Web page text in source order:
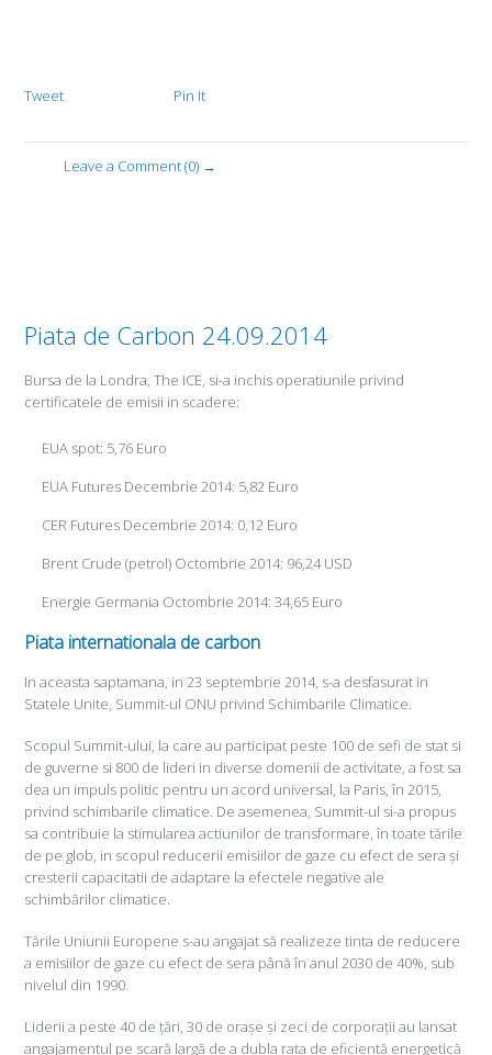
Tweet Pin It
Leave a Comment (0) →
Piata de Carbon 24.09.2014
Bursa de la Londra, The ICE, si-a inchis operatiunile privind
certificatele de emisii in scadere:
EUA spot: 5,76 Euro
EUA Futures Decembrie 2014: 5,82 Euro
CER Futures Decembrie 2014: 0,12 Euro
Brent Crude (petrol) Octombrie 2014: 96,24 USD
Energie Germania Octombrie 2014: 34,65 Euro
Piata internationala de carbon
In aceasta saptamana, in 23 septembrie 2014, s-a desfasurat in
Statele Unite, Summit-ul ONU privind Schimbarile Climatice.
Scopul Summit-ului, la care au participat peste 100 de sefi de stat si
de guverne si 800 de lideri in diverse domenii de activitate, a fost sa
dea un impuls politic pentru un acord universal, la Paris, în 2015,
privind schimbarile climatice. De asemenea, Summit-ul si-a propus
sa contribuie la stimularea actiunilor de transformare, în toate tările
de pe glob, in scopul reducerii emisiilor de gaze cu efect de sera și
cresterii capacitatii de adaptare la efectele negative ale
schimbărilor climatice.
Tările Uniunii Europene s-au angajat să realizeze tinta de reducere
a emisiilor de gaze cu efect de sera până în anul 2030 de 40%, sub
nivelul din 1990.
Liderii a peste 40 de țări, 30 de orașe și zeci de corporații au lansat
angajamentul pe scară largă de a dubla rata de eficientă energetică